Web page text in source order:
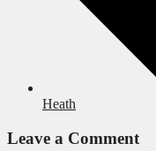
Heath
Leave a Comment